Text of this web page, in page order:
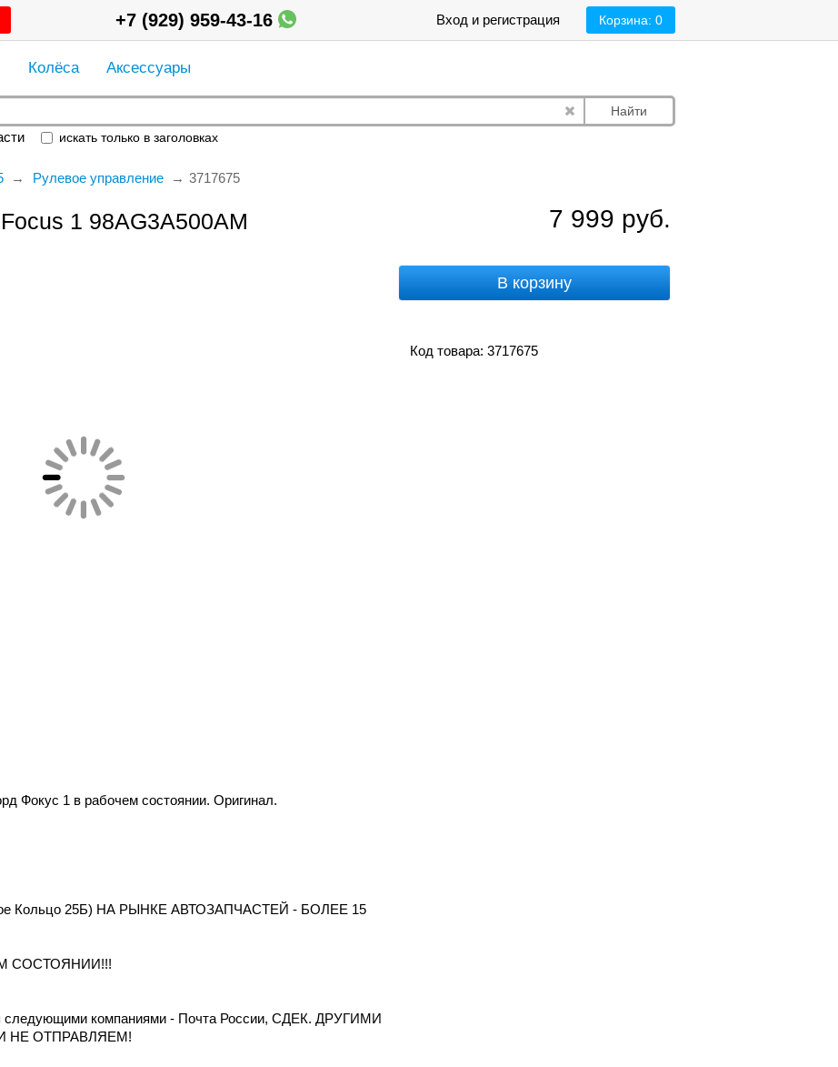
Корзина: 0
Вход и регистрация
+7 (929) 959-43-16
Колёса Аксессуары
Найти
искать только в заголовках
Рулевое управление 3717675
1 98AG3A500AM 7 999 руб.
В корзину
Код товара: 3717675
Фокус 1 в рабочем состоянии. Оригинал.
Кольцо 25Б) НА РЫНКЕ АВТОЗАПЧАСТЕЙ - БОЛЕЕ 15
СОСТОЯНИИ!!!
компаниями - Почта России, СДЕК. ДРУГИМИ
НЕ ОТПРАВЛЯЕМ!